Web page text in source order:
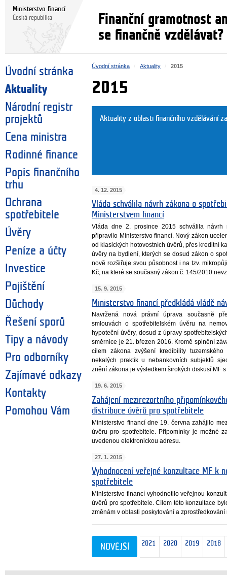
Ministerstvo financí
Česká republika
Finanční gramotnost
se finančně vzdělávat?
Úvodní stránka
Aktuality
Národní registr
projektů
Cena ministra
Rodinné finance
Popis finančního
trhu
Ochrana
spotřebitele
Úvěry
Peníze a účty
Investice
Pojištění
Důchody
Řešení sporů
Tipy a návody
Pro odborníky
Zajímavé odkazy
Kontakty
Pomohou Vám
Úvodní stránka Aktuality 2015
2015
Aktuality z oblasti finančního vzdělávání
4. 12. 2015
Vláda schválila návrh zákona o
Ministerstvem financí
Vláda dne 2. prosince 2015 schválila návrh
připravilo Ministerstvo financí. Nový zákon
od klasických hotovostních úvěrů, přes kreditní
úvěry na bydlení, kterých se dosud zákon o
nově rozšiřuje svou působnost i na tzv.
Kč, na které se současný zákon č. 145/2010
15. 9. 2015
Ministerstvo financí předkládá vládě
Navržená nová právní úprava současně
smlouvách o spotřebitelském úvěru na
hypoteční úvěry, dosud z úpravy
směrnice je 21. březen 2016. Kromě splnění
cílem zákona zvýšení kredibility
nekalých praktik u nebankovních subjektů
znění zákona je výsledkem širokých diskusí MF
19. 6. 2015
Zahájení mezirezortního
distribuce úvěrů pro spotřebitele
Ministerstvo financí dne 19. června zahájilo
úvěru pro spotřebitele. Připomínky je možné
uvedenou elektronickou adresu.
27. 1. 2015
Vyhodnocení veřejné konzultace MF k
spotřebitele
Ministerstvo financí vyhodnotilo veřejnou
úvěrů pro spotřebitele. Cílem této konzultace
změnám v oblasti poskytování a
2023 2022 2021 2020 2019 2018
NOVĚJŠÍ